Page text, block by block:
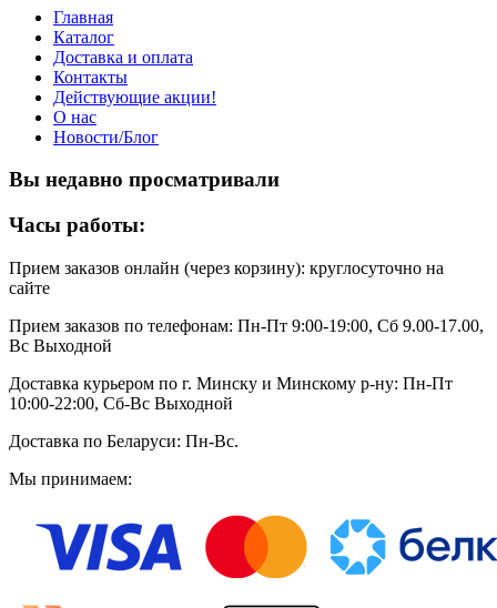
Главная
Каталог
Доставка и оплата
Контакты
Действующие акции!
О нас
Новости/Блог
Вы недавно просматривали
Часы работы:
Прием заказов онлайн (через корзину): круглосуточно на
сайте
Прием заказов по телефонам: Пн-Пт 9:00-19:00, Сб 9.00-17.00,
Вс Выходной
Доставка курьером по г. Минску и Минскому р-ну: Пн-Пт
10:00-22:00, Сб-Вс Выходной
Доставка по Беларуси: Пн-Вс.
Мы принимаем: